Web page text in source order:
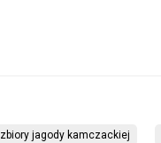
zbiory jagody kamczackiej